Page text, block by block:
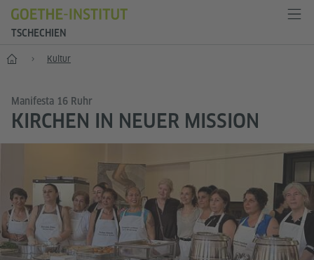
TSCHECHIEN
Start Kultur
Manifesta 16 Ruhr
KIRCHEN IN NEUER MISSION